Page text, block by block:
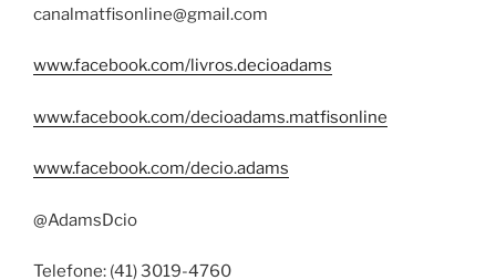
canalmatfisonline@gmail.com
www.facebook.com/livros.decioadams
www.facebook.com/decioadams.matfisonline
www.facebook.com/decio.adams
@AdamsDcio
Telefone: (41) 3019-4760